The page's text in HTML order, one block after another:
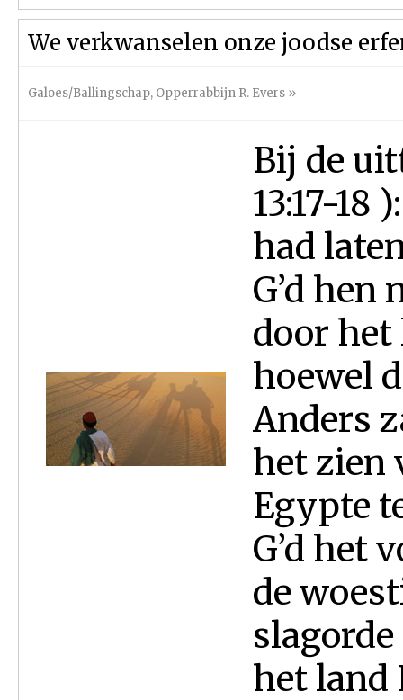
We verkwanselen onze joodse
Galoes/Ballingschap, Opperrabbijn R. Evers »
Bij de
13:17-18
had
G’d hen
door het
hoewel
Anders
het zien
Egypte
G’d het
de
het land